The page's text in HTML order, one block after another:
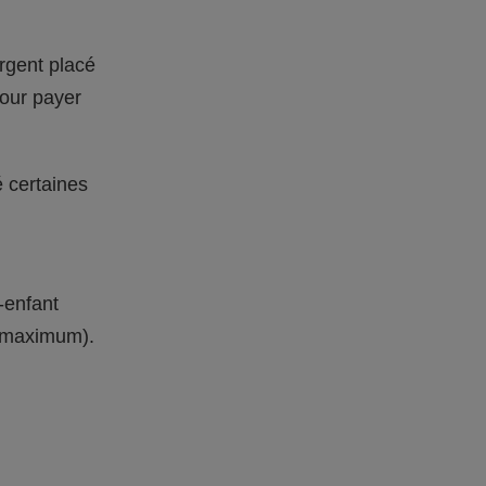
placé
payer
certaines
enfant